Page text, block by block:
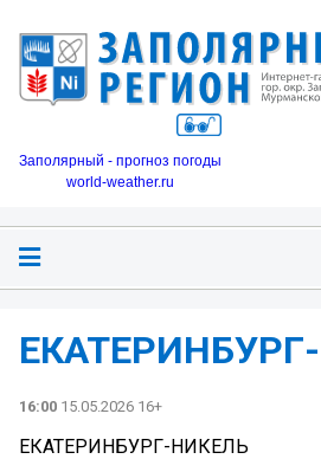
Заполярный - прогноз погоды
world-weather.ru
16:00 15.05.2026 16+
ЕКАТЕРИНБУРГ-НИКЕЛЬ